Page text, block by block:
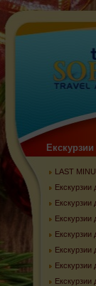
Екскурзии
LAST
Екскурзии
Екскурзии
Екскурзии
Екскурзии
Екскурзии
Екскурзии
Екскурзии